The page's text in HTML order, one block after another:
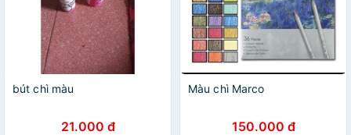
bút chì màu
21.000 đ
Màu chì Marco
150.000 đ